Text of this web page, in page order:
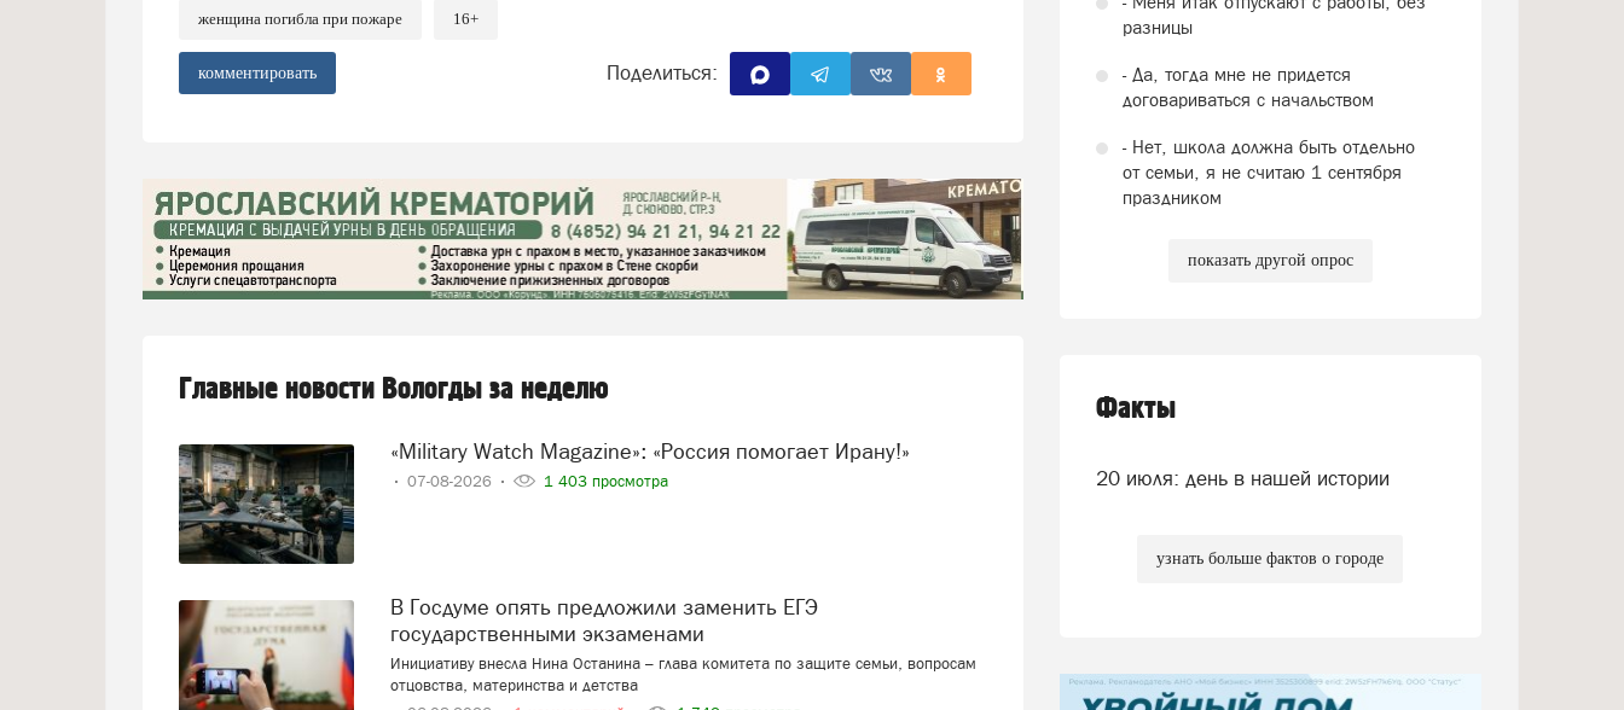
женщина погибла при пожаре 16+
комментировать Поделиться:
Главные новости Вологды за неделю
«Military Watch Magazine»: «Россия помогает Ирану!»
07-08-2026 1 403 просмотра
В Госдуме опять предложили заменить ЕГЭ
государственными экзаменами
Инициативу внесла Нина Останина – глава комитета по защите семьи, вопросам
отцовства, материнства и детства
разницы
- Да, тогда мне не придется
договариваться с начальством
- Нет, школа должна быть отдельно
от семьи, я не считаю 1 сентября
праздником
показать другой опрос
Факты
20 июля: день в нашей истории
узнать больше фактов о городе